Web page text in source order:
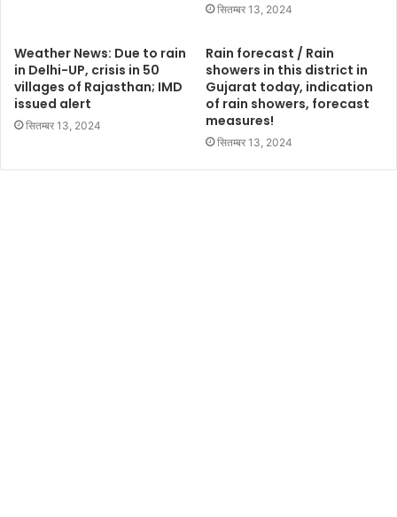
सितम्बर 13, 2024
Weather News: Due to rain
in Delhi-UP, crisis in 50
villages of Rajasthan; IMD
issued alert
सितम्बर 13, 2024
Rain forecast / Rain
showers in this district in
Gujarat today, indication
of rain showers, forecast
measures!
सितम्बर 13, 2024